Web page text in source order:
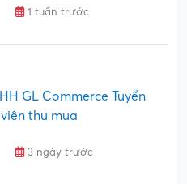
1 tuần trước
GL Commerce Tuyển
thu mua
3 ngày trước